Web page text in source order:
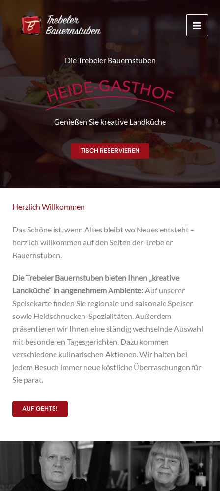
springen
Die Trebeler Bauernstuben
Genießen Sie kreative Landküche
TISCH RESERVIEREN
Herzlich Willkommen
Das Schöne ist, wenn Altes bleibt wo Neues entsteht –
herzlich willkommen auf den Seiten der Trebeler
Bauernstuben.
Die Trebeler Bauernstuben bieten Ihnen „kreative
Landküche“ in angenehmem Ambiente:Auf unserer
Speisekarte finden Sie regionale und saisonale Speisen
sowie Heidschnucken-Spezialitäten. Außerdem
präsentieren wir Ihnen eine ständig wechselnde Auswahl
mit besonderen Tagesgerichten. Dazu kommen
verschiedene kulinarischen Aktionen. Wir halten bei
jedem Besuch immer neue köstliche Überraschungen für
Sie parat.
AUF GEHTS!